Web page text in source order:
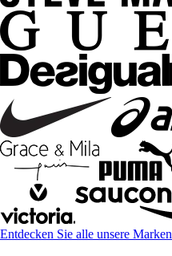
Entdecken Sie alle unsere Marken